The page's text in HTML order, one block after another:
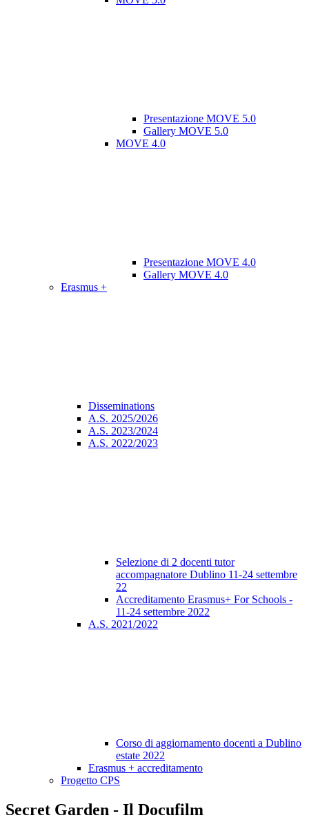
Presentazione MOVE 5.0
Gallery MOVE 5.0
MOVE 4.0
Presentazione MOVE 4.0
Gallery MOVE 4.0
Erasmus +
Disseminations
A.S. 2025/2026
A.S. 2023/2024
A.S. 2022/2023
Selezione di 2 docenti tutor
accompagnatore Dublino 11-24 settembre
22
Accreditamento Erasmus+ For Schools -
11-24 settembre 2022
A.S. 2021/2022
Corso di aggiornamento docenti a Dublino
estate 2022
Erasmus + accreditamento
Progetto CPS
Secret Garden - Il Docufilm